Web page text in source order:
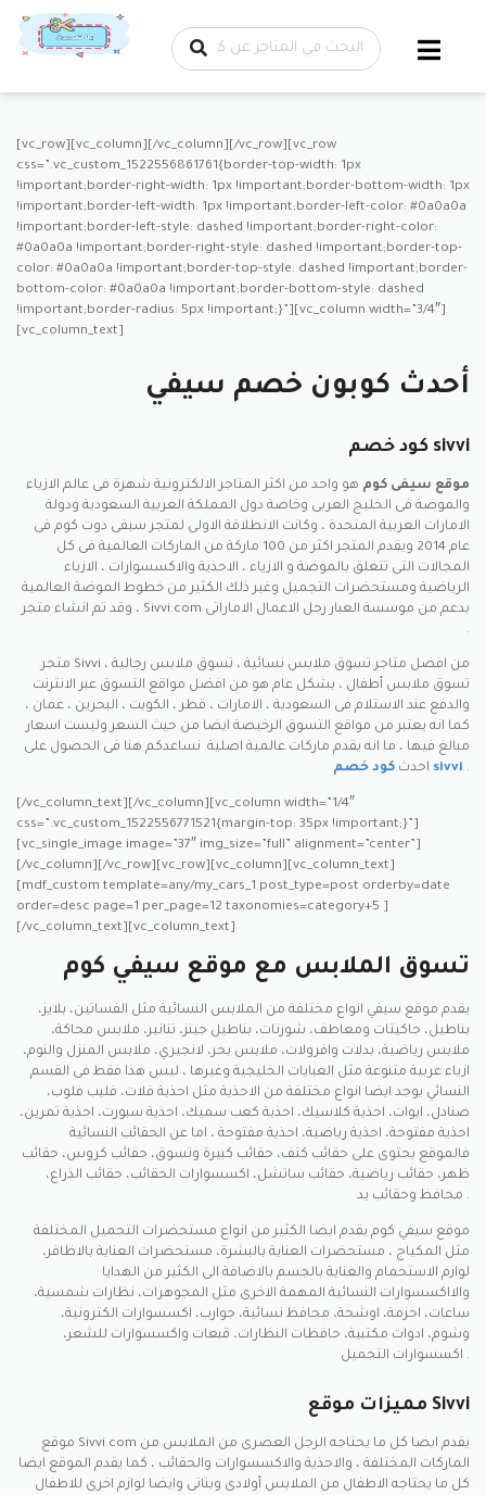
تخطي إلى
المحتوى
[vc_row][vc_column][/vc_column][/vc_row][vc_row
css=”.vc_custom_1522556861761{border-top-width: 1px
!important;border-right-width: 1px !important;border-bottom-width: 1px
!important;border-left-width: 1px !important;border-left-color: #0a0a0a
!important;border-left-style: dashed !important;border-right-color:
#0a0a0a !important;border-right-style: dashed !important;border-top-
color: #0a0a0a !important;border-top-style: dashed !important;border-
bottom-color: #0a0a0a !important;border-bottom-style: dashed
!important;border-radius: 5px !important;}”][vc_column width=”3/4″]
[vc_column_text]
أحدث كوبون خصم سيفي
كود خصم sivvi
موقع سيفى كوم هو واحد من اكثر المتاجر الالكترونية شهرة فى عالم الازياء
والموضة فى الخليج العربى وخاصة دول المملكة العربية السعودية ودولة
الامارات العربية المتحدة ، وكانت الانطلاقة الاولى لمتجر سيفى دوت كوم فى
عام 2014 ويقدم المتجر اكثر من 100 ماركة من الماركات العالمية فى كل
المجالات التى تتعلق بالموضة و الازياء ، الاحذية والاكسسوارات ، الازياء
الرياضية ومستحضرات التجميل وغير ذلك الكثير من خطوط الموضة العالمية
، وقد تم انشاء متجر Sivvi.com بدعم من موسسة العبار رجل الاعمال الاماراتى
.
متجر Sivvi من افضل متاجر تسوق ملابس نسائية ، تسوق ملابس رجالية ،
تسوق ملابس أطفال ، بشكل عام هو من افضل مواقع التسوق عبر الانترنت
والدفع عند الاستلام فى السعودية ، الامارات ، قطر ، الكويت ، البحرين ، عمان ،
كما انه يعتبر من مواقع التسوق الرخيصة ايضا من حيث السعر وليست اسعار
مبالغ فيها ، ما انه يقدم ماركات عالمية اصلية نساعدكم هنا فى الحصول على
احدث كود خصم sivvi .
[/vc_column_text][/vc_column][vc_column width=”1/4″
css=”.vc_custom_1522556771521{margin-top: 35px !important;}”]
[vc_single_image image=”37″ img_size=”full” alignment=”center”]
[/vc_column][/vc_row][vc_row][vc_column][vc_column_text]
[mdf_custom template=any/my_cars_1 post_type=post orderby=date
order=desc page=1 per_page=12 taxonomies=category+5 ]
[/vc_column_text][vc_column_text]
تسوق الملابس مع موقع سيفي كوم
يقدم موقع سيفي انواع مختلفة من الملابس النسائية مثل الفساتين، بلايز،
بناطيل، جاكيتات ومعاطف، شورتات، بناطيل جينز، تنانير، ملابس محاكة،
ملابس رياضية، بدلات وافرولات، ملابس بحر، لانجيري، ملابس المنزل والنوم،
ازياء عربية متنوعة مثل العبايات الخليجية وغيرها ، ليس هذا فقط فى القسم
النسائي يوجد ايضا انواع مختلفة من الاحذية مثل احذية فلات، فليب فلوب،
صنادل، ابوات، احذية كلاسيك، احذية كعب سميك، احذية سبورت، احذية تمرين،
احذية مفتوحة، احذية رياضية، احذية مفتوحة ، اما عن الحقائب النسائية
فالموقع يحتوى على حقائب كتف، حقائب كبيرة وتسوق، حقائب كروس، حقائب
ظهر، حقائب رياضية، حقائب ساتشل، اكسسوارات الحقائب، حقائب الذراع،
محافظ وحقائب يد .
موقع سيفي كوم يقدم ايضا الكثير من انواع مستحضرات التجميل المختلفة
مثل المكياج ، مستحضرات العناية بالبشرة، مستحضرات العناية بالاظافر،
لوازم الاستحمام والعناية بالجسم بالاضافة الى الكثير من الهدايا
والااكسسوارات النسائية المهمة الاخرى مثل المجوهرات، نظارات شمسية،
ساعات، احزمة، اوشحة، محافظ نسائية، جوارب، اكسسوارات الكترونية،
وشوم، ادوات مكتبية، حافظات النظارات، قبعات واكسسوارات للشعر،
اكسسوارات التجميل .
مميزات موقع Sivvi
موقع Sivvi.com يقدم ايضا كل ما يحتاجه الرجل العصرى من الملابس من
الماركات المختلفة ، والاحذية والاكسسوارات والحقائب ، كما يقدم الموقع ايضا
كل ما يحتاجه الاطفال من الملابس أولادى وبناتى وايضا لوازم اخرى للاطفال